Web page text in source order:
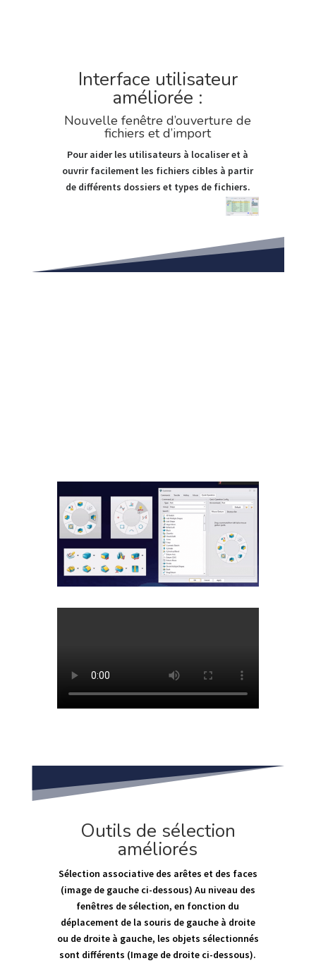
Interface utilisateur
améliorée :
Nouvelle fenêtre d’ouverture de
fichiers et d’import
Pour aider les utilisateurs à localiser et à
ouvrir facilement les fichiers cibles à partir
de différents dossiers et types de fichiers.
Outils de sélection
améliorés
Sélection associative des arêtes et des faces
(image de gauche ci-dessous) Au niveau des
fenêtres de sélection, en fonction du
déplacement de la souris de gauche à droite
ou de droite à gauche, les objets sélectionnés
sont différents (Image de droite ci-dessous).